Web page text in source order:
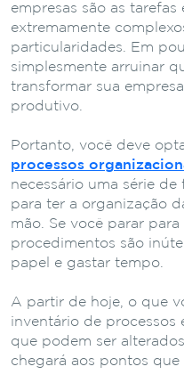
empresas são as
extremamente
particularidades. Em
simplesmente arruinar
transformar sua
produtivo.
Portanto, você deve
processos
necessário uma série
para ter a organização
mão. Se você parar
procedimentos são
papel e gastar tempo.
A partir de hoje, o que
inventário de processos
que podem ser
chegará aos pontos que